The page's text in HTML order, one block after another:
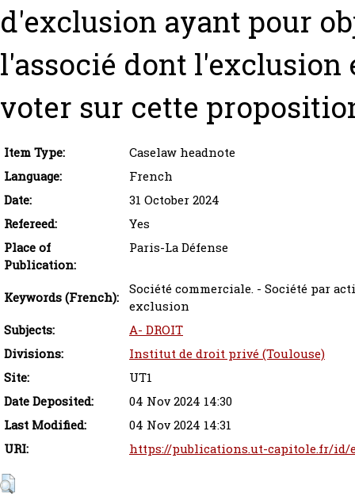
d'exclusion ayant pour
l'associé dont l'exclusion
voter sur cette
Item Type:
Caselaw headnote
Language:
French
Date:
31 October 2024
Refereed:
Yes
Place of
Publication:
Paris-La Défense
Keywords (French):
Société commerciale. - Société par
exclusion
Subjects:
A- DROIT
Divisions:
Institut de droit privé (Toulouse)
Site:
UT1
Date Deposited:
04 Nov 2024 14:30
Last Modified:
04 Nov 2024 14:31
URI:
https://publications.ut-capitole.fr/id/